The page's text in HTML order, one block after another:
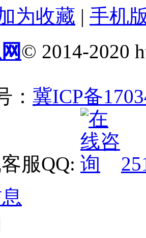
为收藏 | 手机
© 2014-2020
： 冀ICP备
服QQ: